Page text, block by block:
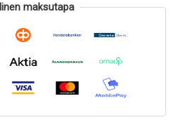
maksutapa